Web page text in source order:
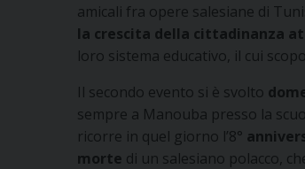
amicali fra opere salesiane di
la crescita della cittadinanza
loro sistema educativo, il cui
Il secondo evento si è svolto
sempre a Manouba presso la
ricorre in quel giorno l’8°
morte di un salesiano polacco,